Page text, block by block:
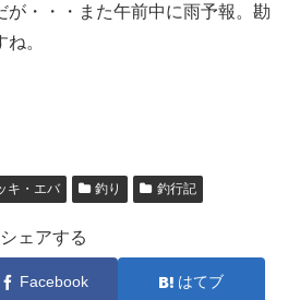
が・・・また午前中に雨予報。勘
。
キ・エバ 釣り 釣行記
シェアする
Facebook はてブ